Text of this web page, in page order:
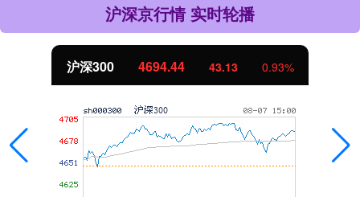
沪深京行情 实时轮播
北证50 1134.24